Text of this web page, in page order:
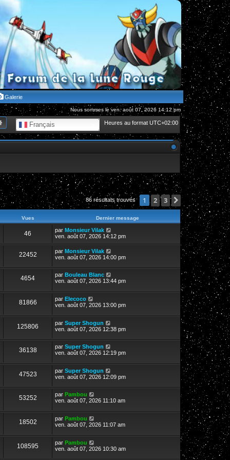
Galerie
Nous sommes le ven. août 07, 2026 14:12 pm
Heures au format UTC+02:00
Français
Recherche avancée
86 résultats trouvés 1 2 3 Suivante
Vues Dernier message
46 par Monsieur Vilak
ven. août 07, 2026 14:12 pm
22452 par Monsieur Vilak
ven. août 07, 2026 14:00 pm
4654 par Bouleau Blanc
ven. août 07, 2026 13:44 pm
81866 par Elecoco
ven. août 07, 2026 13:00 pm
125806 par Super Shogun
ven. août 07, 2026 12:38 pm
36138 par Super Shogun
ven. août 07, 2026 12:19 pm
47523 par Super Shogun
ven. août 07, 2026 12:09 pm
53252 par Pambou
ven. août 07, 2026 11:10 am
18502 par Pambou
ven. août 07, 2026 11:07 am
108595 par Pambou
ven. août 07, 2026 10:30 am